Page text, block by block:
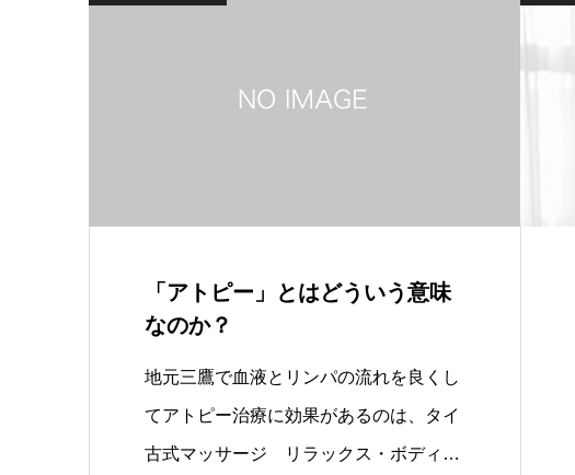
「アトピー」とはどういう意味
なのか？
地元三鷹で血液とリンパの流れを良くし
てアトピー治療に効果があるのは、タイ
古式マッサージ リラックス・ボディ。